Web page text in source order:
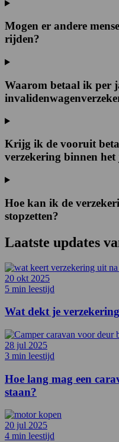
Mogen er andere
rijden?
Waarom betaal ik per
Krijg ik de vooruit
verzekering binnen het
Hoe kan ik de
stopzetten?
Laatste updates
20 okt 2025
5 min leestijd
Wat dekt je
28 jul 2025
3 min leestijd
Hoe lang mag een
staan?
20 jul 2025
4 min leestijd